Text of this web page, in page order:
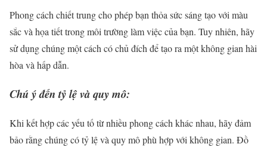
Phong cách chiết trung cho phép bạn thỏa sức sáng tạo với màu
sắc và họa tiết trong môi trường làm việc của bạn. Tuy nhiên, hãy
sử dụng chúng một cách có chủ đích để tạo ra một không gian hài
hòa và hấp dẫn.
Chú ý đến tỷ lệ và quy mô:
Khi kết hợp các yếu tố từ nhiều phong cách khác nhau, hãy đảm
bảo rằng chúng có tỷ lệ và quy mô phù hợp với không gian. Đồ